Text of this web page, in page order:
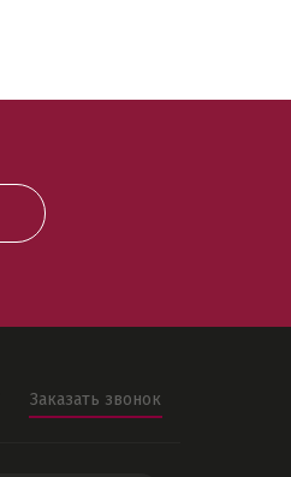
Заказать звонок